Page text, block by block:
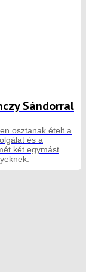
Sándorral
osztanak ételt a
és a
két egymást